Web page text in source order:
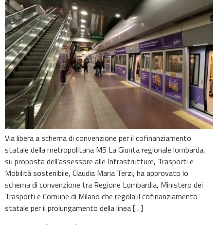
Via libera a schema di convenzione per il cofinanziamento
statale della metropolitana M5 La Giunta regionale lombarda,
su proposta dell’assessore alle Infrastrutture, Trasporti e
Mobilità sostenibile, Claudia Maria Terzi, ha approvato lo
schema di convenzione tra Regione Lombardia, Ministero dei
Trasporti e Comune di Milano che regola il cofinanziamento
statale per il prolungamento della linea […]